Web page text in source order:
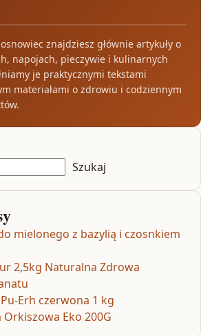
znajdziesz głównie artykuły o
napojach, pieczywie i kulinarnych
je praktycznymi tekstami
materiałami o zdrowiu i codziennym
Szukaj
mielonego z bazylią i czosnkiem
2,5kg Naturalna Zdrowa
Erh czerwona 1 kg
Eko 200G